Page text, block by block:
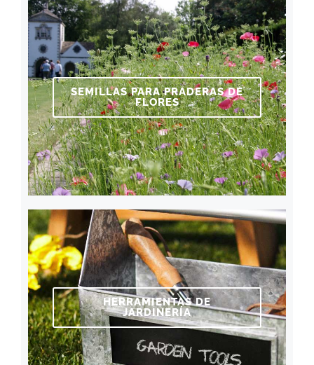
SEMILLAS PARA PRADERAS DE
FLORES
HERRAMIENTAS DE
JARDINERÍA